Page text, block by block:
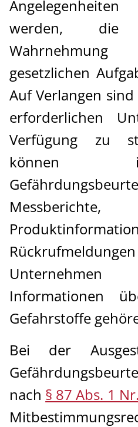
werden,
gesetzlichen
Auf Verlangen
erforderlichen
Verfügung zu
können
Messberichte,
Unternehmen
Informationen
Gefahrstoffe
Bei der
nach § 87 Abs. 1